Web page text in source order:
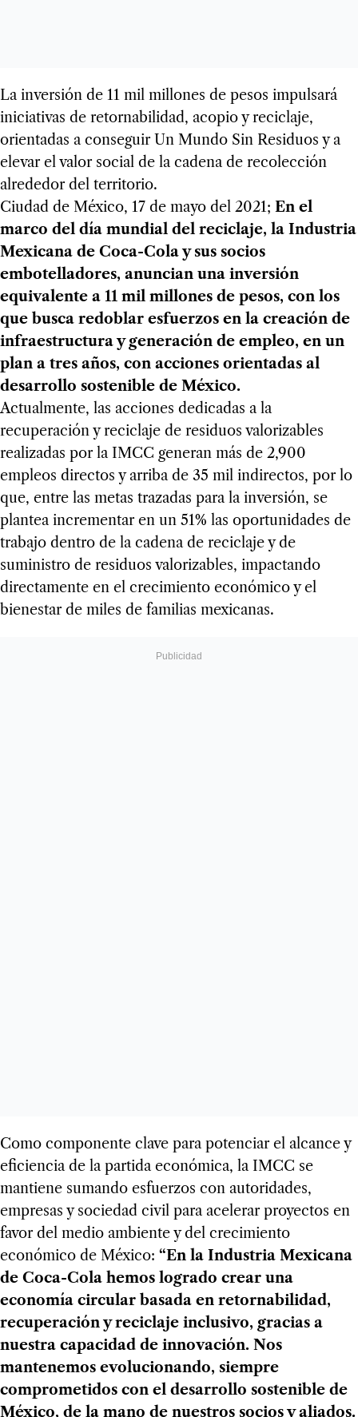
La inversión de 11 mil millones de pesos impulsará
iniciativas de retornabilidad, acopio y reciclaje,
orientadas a conseguir Un Mundo Sin Residuos y a
elevar el valor social de la cadena de recolección
alrededor del territorio.
Ciudad de México, 17 de mayo del 2021; En el
marco del día mundial del reciclaje, la Industria
Mexicana de Coca-Cola y sus socios
embotelladores, anuncian una inversión
equivalente a 11 mil millones de pesos, con los
que busca redoblar esfuerzos en la creación de
infraestructura y generación de empleo, en un
plan a tres años, con acciones orientadas al
desarrollo sostenible de México.
Actualmente, las acciones dedicadas a la
recuperación y reciclaje de residuos valorizables
realizadas por la IMCC generan más de 2,900
empleos directos y arriba de 35 mil indirectos, por lo
que, entre las metas trazadas para la inversión, se
plantea incrementar en un 51% las oportunidades de
trabajo dentro de la cadena de reciclaje y de
suministro de residuos valorizables, impactando
directamente en el crecimiento económico y el
bienestar de miles de familias mexicanas.
Como componente clave para potenciar el alcance y
eficiencia de la partida económica, la IMCC se
mantiene sumando esfuerzos con autoridades,
empresas y sociedad civil para acelerar proyectos en
favor del medio ambiente y del crecimiento
económico de México: “En la Industria Mexicana
de Coca-Cola hemos logrado crear una
economía circular basada en retornabilidad,
recuperación y reciclaje inclusivo, gracias a
nuestra capacidad de innovación. Nos
mantenemos evolucionando, siempre
comprometidos con el desarrollo sostenible de
México, de la mano de nuestros socios y aliados.